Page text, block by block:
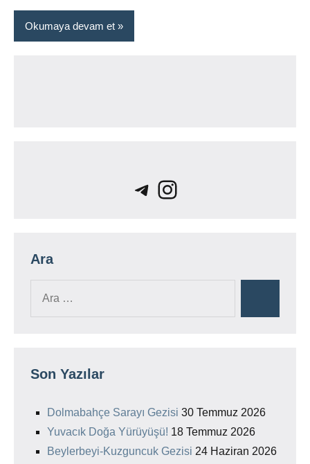
Okumaya devam et
Telegram
Instagram
Ara
Son Yazılar
Dolmabahçe Sarayı Gezisi 30 Temmuz 2026
Yuvacık Doğa Yürüyüşü! 18 Temmuz 2026
Beylerbeyi-Kuzguncuk Gezisi 24 Haziran 2026